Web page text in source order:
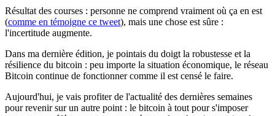
Résultat des courses : personne ne comprend vraiment où ça en est
(comme en témoigne ce tweet), mais une chose est sûre :
l'incertitude augmente.
Dans ma dernière édition, je pointais du doigt la robustesse et la
résilience du bitcoin : peu importe la situation économique, le réseau
Bitcoin continue de fonctionner comme il est censé le faire.
Aujourd'hui, je vais profiter de l'actualité des dernières semaines
pour revenir sur un autre point : le bitcoin à tout pour s'imposer